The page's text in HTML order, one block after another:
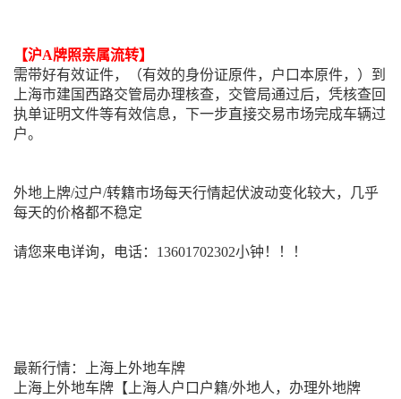
【沪A牌照亲属流转】
需带好有效证件，（有效的身份证原件，户口本原件，）到
上海市建国西路交管局办理核查，交管局通过后，凭核查回
执单证明文件等有效信息，下一步直接交易市场完成车辆过
户。
外地上牌/过户/转籍市场每天行情起伏波动变化较大，几乎
每天的价格都不稳定
请您来电详询，电话：13601702302小钟！！！
最新行情：上海上外地车牌
上海上外地车牌【上海人户口户籍/外地人，办理外地牌